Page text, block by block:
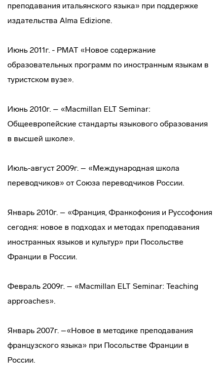
преподавания итальянского языка» при поддержке
издательства Alma Еdizione.
Июнь 2011г. - РМАТ «Новое содержание
образовательных программ по иностранным языкам в
туристском вузе».
Июнь 2010г. – «Macmillan ELT Seminar:
Общеевропейские стандарты языкового образования
в высшей школе».
Июль-август 2009г. – «Международная школа
переводчиков» от Союза переводчиков России.
Январь 2010г. – «Франция, Франкофония и Руссофония
сегодня: новое в подходах и методах преподавания
иностранных языков и культур» при Посольстве
Франции в России.
Февраль 2009г. – «Macmillan ELT Seminar: Teaching
approaches».
Январь 2007г. –«Новое в методике преподавания
французского языка» при Посольстве Франции в
России.